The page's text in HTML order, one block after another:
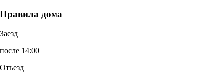
Правила дома
Заезд
после 14:00
Отъезд